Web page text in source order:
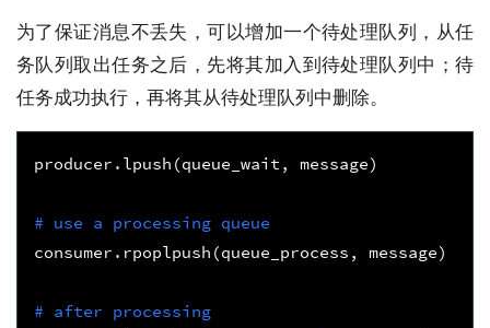
为了保证消息不丢失，可以增加一个待处理队列，从任
务队列取出任务之后，先将其加入到待处理队列中；待
任务成功执行，再将其从待处理队列中删除。
producer . lpush (queue_wait , message)
# use a processing queue
consumer . rpoplpush (queue_process , message)
# after processing